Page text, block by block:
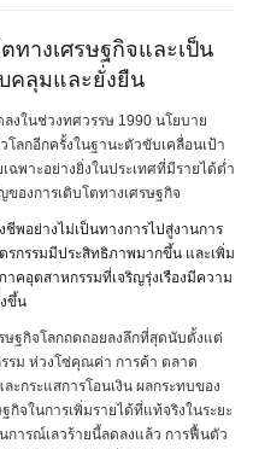
ทางเศรษฐกิจและเป็น
คลุมและยั่งยืน
นช่วงทศวรรษ 1990 นโยบาย
ลกอีกครั้งในฐานะตัวขับเคลื่อนเป้า
ฉพาะอย่างยิ่งในประเทศที่มีรายได้ต่ำ
องการเติบโตทางเศรษฐกิจ
ชีพอย่างไม่เป็นทางการไปสู่งานการ
รกรรมมีประสิทธิภาพมากขึ้น และเพิ่ม
คอุตสาหกรรมที่เจริญรุ่งเรืองมีความ
ขึ้น
กิจโลกถดถอยลงลึกที่สุดนับตั้งแต่
รม ห่วงโซ่คุณค่า การค้า ตลาด
ะกระแสการโอนเงิน ผลกระทบของ
จในการเพิ่มรายได้ที่แท้จริงในระยะ
ารณ์เลวร้ายนี้ลดลงแล้ว การฟื้นตัว